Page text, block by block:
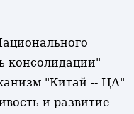
консолидации"
"Китай -- ЦА"
и развитие